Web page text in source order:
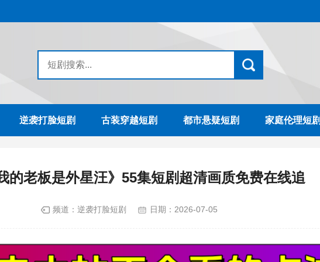
逆袭打脸短剧 古装穿越短剧 都市悬疑短剧 家庭伦理短剧
的老板是外星汪》55集短剧超清画质免费在线追
频道： 逆袭打脸短剧 日期： 2026-07-05